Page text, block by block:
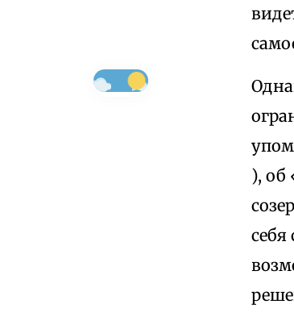
), об
себя